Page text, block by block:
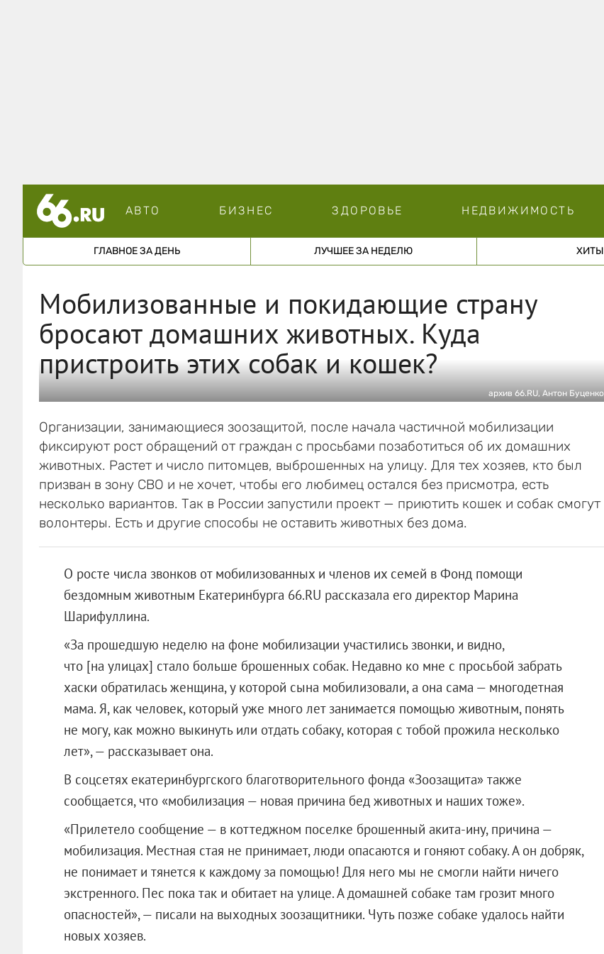
АВТО БИЗНЕС ЗДОРОВЬЕ НЕДВИЖИМОСТЬ
ГЛАВНОЕ ЗА ДЕНЬ ЛУЧШЕЕ ЗА НЕДЕЛЮ ХИТЫ
Мобилизованные и покидающие страну
бросают домашних животных. Куда
пристроить этих собак и кошек?
архив 66.RU, Антон Буценко
Организации, занимающиеся зоозащитой, после начала частичной мобилизации
фиксируют рост обращений от граждан с просьбами позаботиться об их домашних
животных. Растет и число питомцев, выброшенных на улицу. Для тех хозяев, кто был
призван в зону СВО и не хочет, чтобы его любимец остался без присмотра, есть
несколько вариантов. Так в России запустили проект — приютить кошек и собак смогут
волонтеры. Есть и другие способы не оставить животных без дома.
О росте числа звонков от мобилизованных и членов их семей в Фонд помощи
бездомным животным Екатеринбурга 66.RU рассказала его директор Марина
Шарифуллина.
«За прошедшую неделю на фоне мобилизации участились звонки, и видно,
что [на улицах] стало больше брошенных собак. Недавно ко мне с просьбой забрать
хаски обратилась женщина, у которой сына мобилизовали, а она сама — многодетная
мама. Я, как человек, который уже много лет занимается помощью животным, понять
не могу, как можно выкинуть или отдать собаку, которая с тобой прожила несколько
лет», — рассказывает она.
В соцсетях екатеринбургского благотворительного фонда «Зоозащита» также
сообщается, что «мобилизация — новая причина бед животных и наших тоже».
«Прилетело сообщение — в коттеджном поселке брошенный акита-ину, причина —
мобилизация. Местная стая не принимает, люди опасаются и гоняют собаку. А он добряк,
не понимает и тянется к каждому за помощью! Для него мы не смогли найти ничего
экстренного. Пес пока так и обитает на улице. А домашней собаке там грозит много
опасностей», — писали на выходных зоозащитники. Чуть позже собаке удалось найти
новых хозяев.